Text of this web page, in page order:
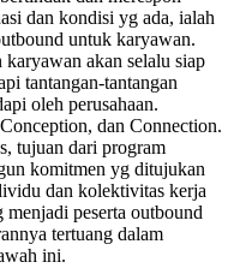
dan kondisi yg ada, ialah
untuk karyawan.
akan selalu siap
tantangan-tantangan
oleh perusahaan.
dan Connection.
tujuan dari program
komitmen yg ditujukan
dan kolektivitas kerja
peserta outbound
tertuang dalam
ini.